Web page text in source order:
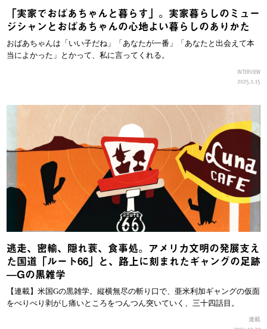
「実家でおばあちゃんと暮らす」。実家暮らしのミュー
ジシャンとおばあちゃんの心地よい暮らしのありかた
おばあちゃんは「いい子だね」「あなたが一番」「あなたと出会えて本
当によかった」とかって、私に言ってくれる。
INTERVIEW
2025.1.15
逃走、密輸、隠れ蓑、食事処。アメリカ文明の発展支え
た国道「ルート66」と、路上に刻まれたギャングの足跡
—Gの黒雑学
【連載】米国Gの黒雑学。縦横無尽の斬り口で、亜米利加ギャングの仮面
をぺりぺり剥がし痛いところをつんつん突いていく、三十四話目。
連載